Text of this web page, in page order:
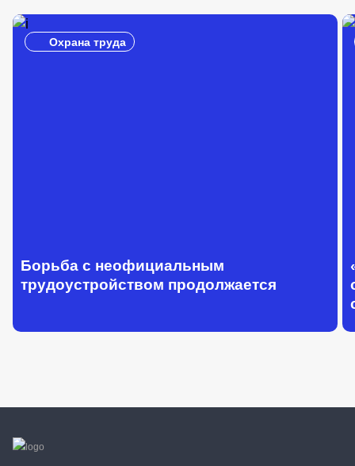
Охрана труда
Борьба с неофициальным
трудоустройством продолжается